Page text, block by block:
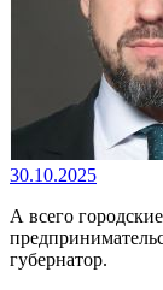
30.10.2025
А всего
губернатор.